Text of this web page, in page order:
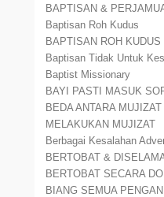
BAPTISAN &
Baptisan Roh Kudus
BAPTISAN ROH
Baptisan Tidak Untuk
Baptist Missionary
BAYI PASTI MASUK
BEDA ANTARA
MELAKUKAN MUJIZAT
Berbagai Kesalahan
BERTOBAT &
BERTOBAT SECARA
BIANG SEMUA